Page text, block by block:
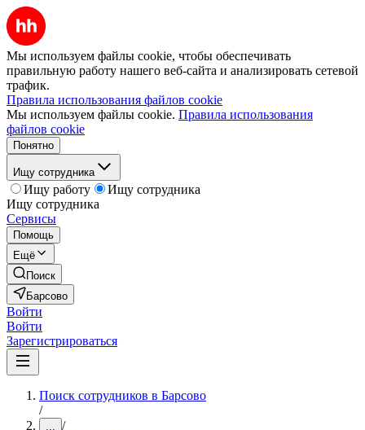
Мы используем файлы cookie, чтобы обеспечивать
правильную работу нашего веб-сайта и анализировать сетевой
трафик.
Правила использования файлов cookie
Мы используем файлы cookie. Правила использования
файлов cookie
Понятно
Ищу сотрудника
Ищу работу
Ищу сотрудника
Ищу сотрудника
Сервисы
Помощь
Ещё
Поиск
Барсово
Войти
Войти
Зарегистрироваться
Поиск сотрудников в Барсово
/
... /